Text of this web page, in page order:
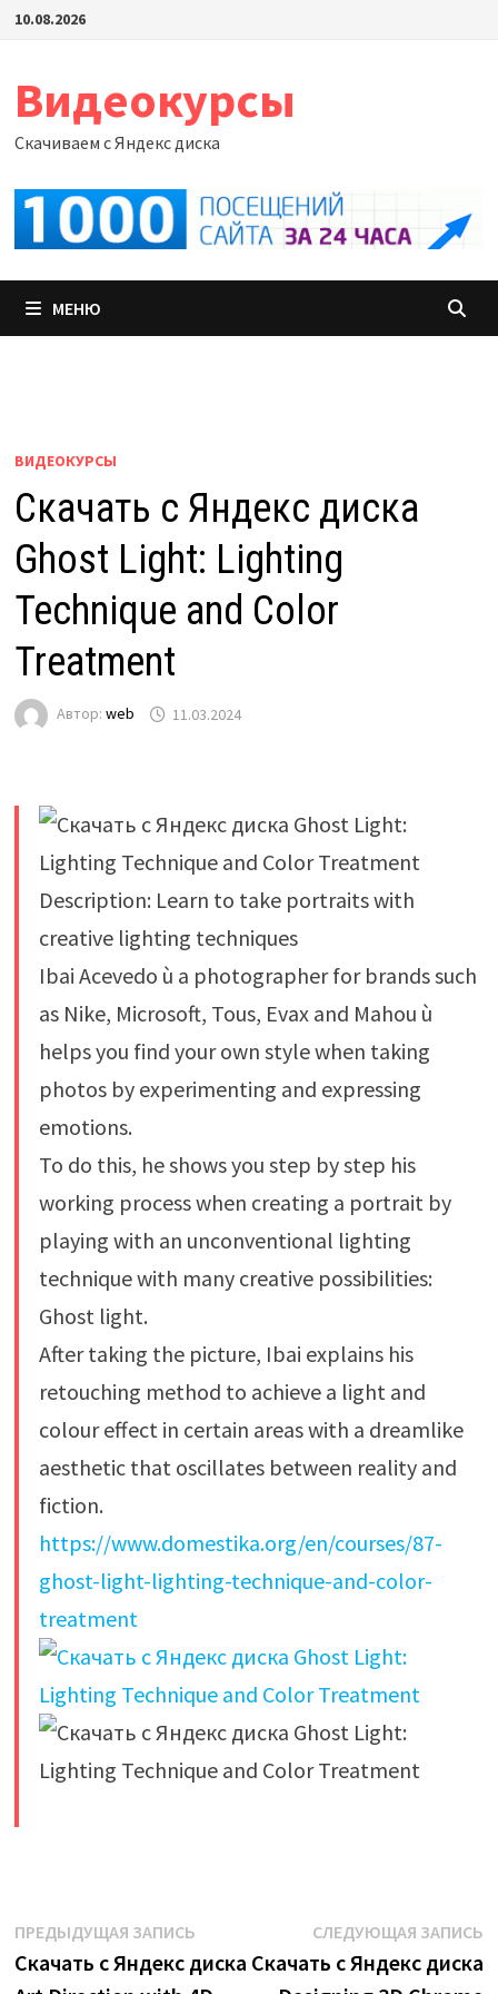
Перейти
10.08.2026
Видеокурсы
Скачиваем с Яндекс диска
МЕНЮ
ВИДЕОКУРСЫ
Скачать с Яндекс диска
Ghost Light: Lighting
Technique and Color
Treatment
Автор: web 11.03.2024
Description: Learn to take portraits with
creative lighting techniques
Ibai Acevedo ù a photographer for brands such
as Nike, Microsoft, Tous, Evax and Mahou ù
helps you find your own style when taking
photos by experimenting and expressing
emotions.
To do this, he shows you step by step his
working process when creating a portrait by
playing with an unconventional lighting
technique with many creative possibilities:
Ghost light.
After taking the picture, Ibai explains his
retouching method to achieve a light and
colour effect in certain areas with a dreamlike
aesthetic that oscillates between reality and
fiction.
https://www.domestika.org/en/courses/87-
ghost-light-lighting-technique-and-color-
treatment
Навигация
по
ПРЕДЫДУЩАЯ ЗАПИСЬПредыдущая
запись:
Скачать с Яндекс диска
СЛЕДУЮЩАЯ ЗАПИСЬ
Скачать с Яндекс диска